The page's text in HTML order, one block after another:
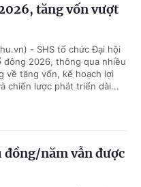
tăng vốn vượt
- SHS tổ chức Đại hội
đông 2026, thông qua nhiều
về tăng vốn, kế hoạch lợi
chiến lược phát triển dài...
năm vẫn được